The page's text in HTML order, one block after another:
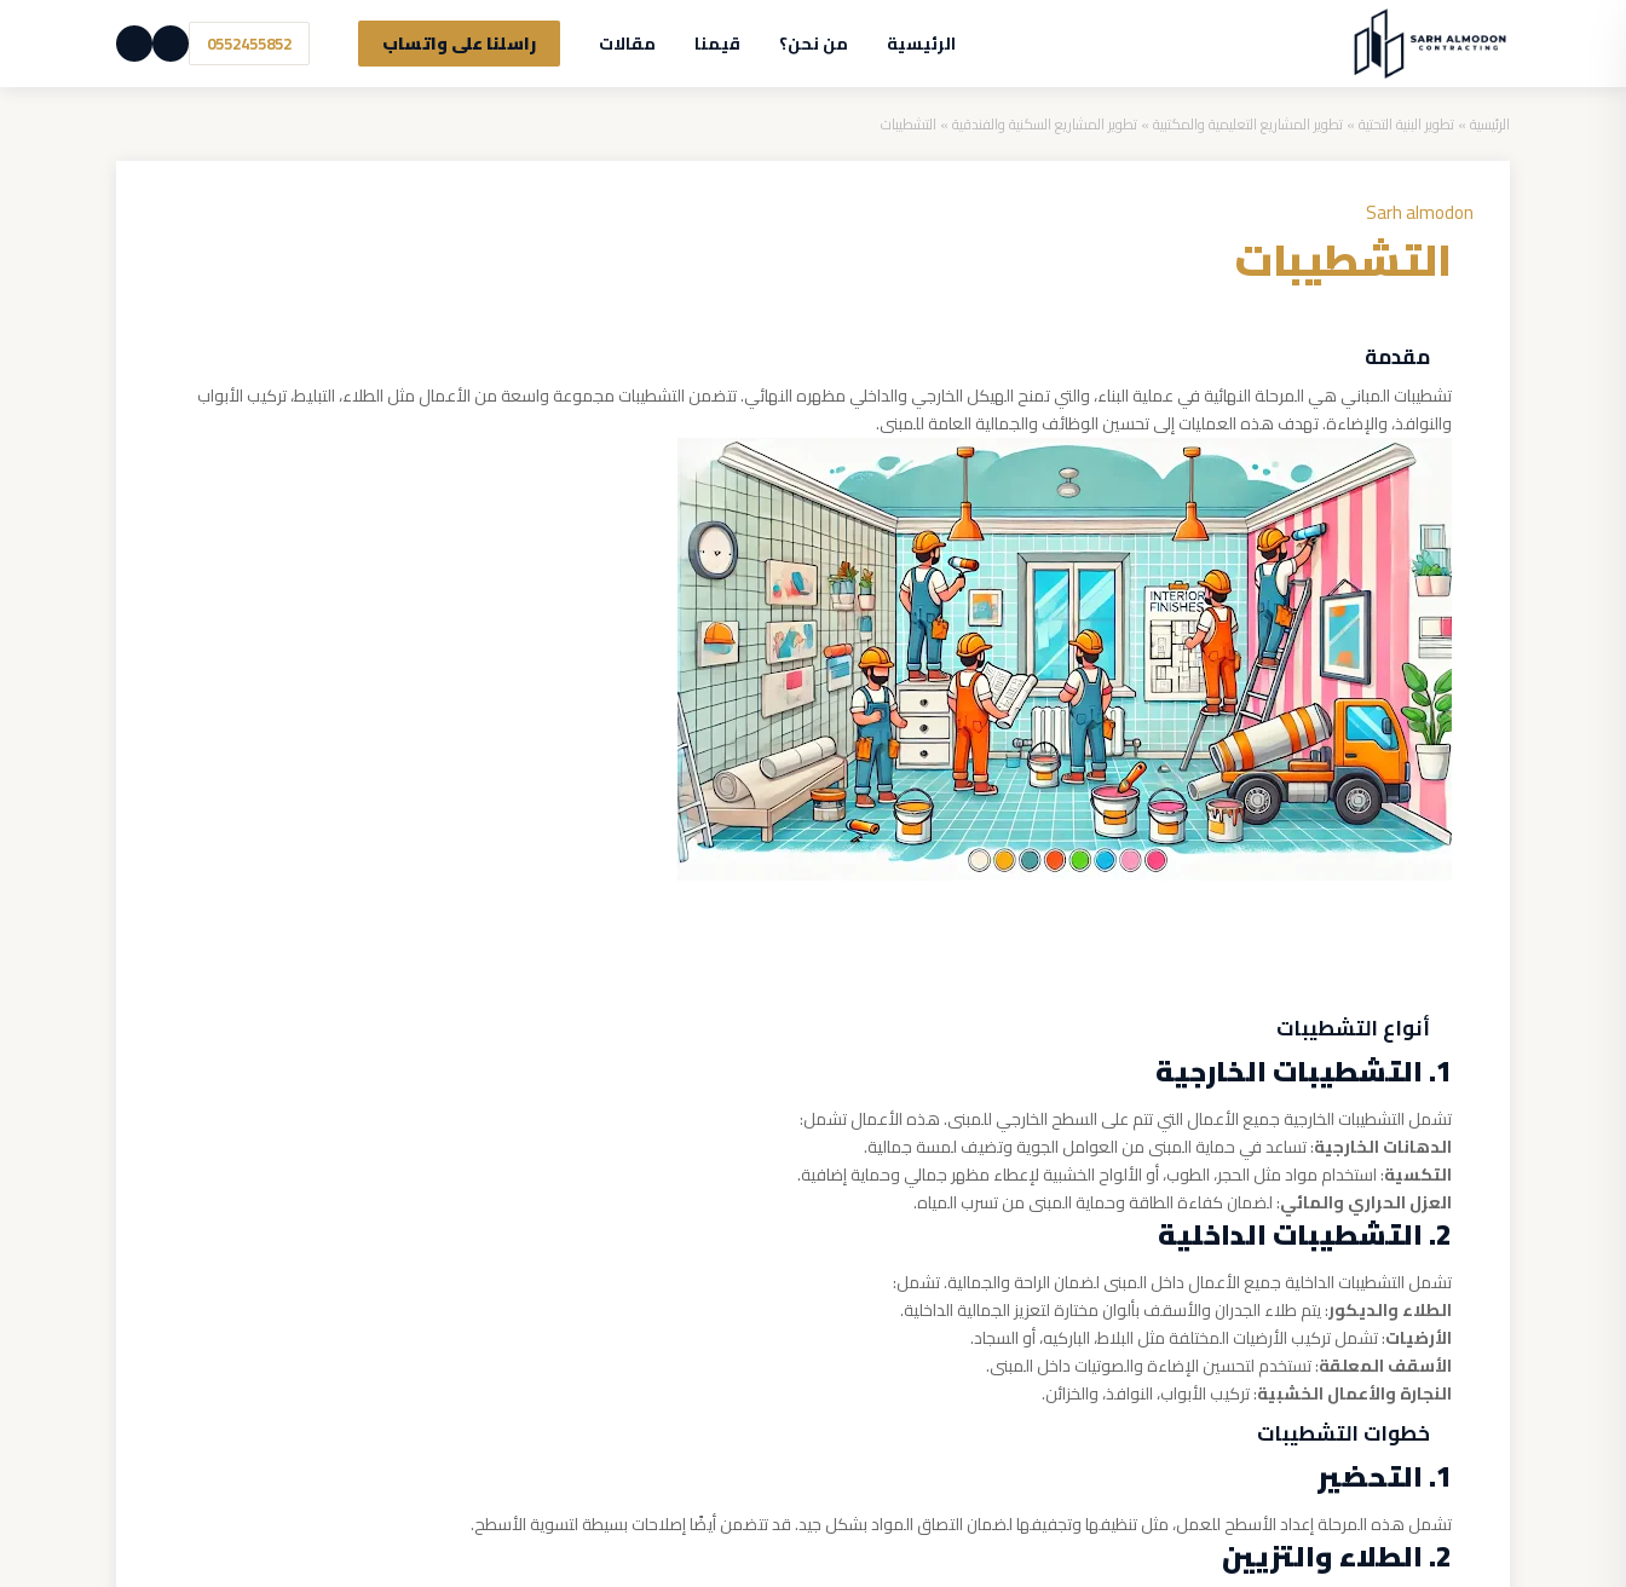
الرئيسية من نحن؟ قيمنا مقالات راسلنا على واتساب 0552455852
الرئيسية»تطوير البنية التحتية»تطوير المشاريع التعليمية والمكتبية»تطوير المشاريع السكنية والفندقية» التشطيبات
Sarh almodon
التشطيبات
مقدمة
تشطيبات المباني هي المرحلة النهائية في عملية البناء، والتي تمنح الهيكل الخارجي والداخلي مظهره النهائي. تتضمن التشطيبات مجموعة واسعة من الأعمال مثل الطلاء، التبليط، تركيب الأبواب
والنوافذ، والإضاءة. تهدف هذه العمليات إلى تحسين الوظائف والجمالية العامة للمبنى.
أنواع التشطيبات
1. التشطيبات الخارجية
تشمل التشطيبات الخارجية جميع الأعمال التي تتم على السطح الخارجي للمبنى. هذه الأعمال تشمل:
الدهانات الخارجية: تساعد في حماية المبنى من العوامل الجوية وتضيف لمسة جمالية.
التكسية: استخدام مواد مثل الحجر، الطوب، أو الألواح الخشبية لإعطاء مظهر جمالي وحماية إضافية.
العزل الحراري والمائي: لضمان كفاءة الطاقة وحماية المبنى من تسرب المياه.
2. التشطيبات الداخلية
تشمل التشطيبات الداخلية جميع الأعمال داخل المبنى لضمان الراحة والجمالية. تشمل:
الطلاء والديكور: يتم طلاء الجدران والأسقف بألوان مختارة لتعزيز الجمالية الداخلية.
الأرضيات: تشمل تركيب الأرضيات المختلفة مثل البلاط، الباركيه، أو السجاد.
الأسقف المعلقة: تستخدم لتحسين الإضاءة والصوتيات داخل المبنى.
النجارة والأعمال الخشبية: تركيب الأبواب، النوافذ، والخزائن.
خطوات التشطيبات
1. التحضير
تشمل هذه المرحلة إعداد الأسطح للعمل، مثل تنظيفها وتجفيفها لضمان التصاق المواد بشكل جيد. قد تتضمن أيضًا إصلاحات بسيطة لتسوية الأسطح.
2. الطلاء والتزيين